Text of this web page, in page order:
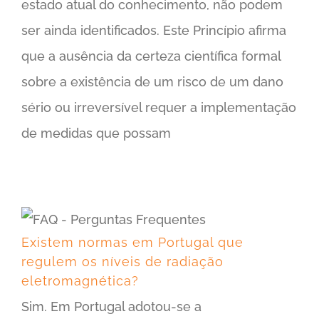
estado atual do conhecimento, não podem
ser ainda identificados. Este Princípio afirma
que a ausência da certeza científica formal
sobre a existência de um risco de um dano
sério ou irreversível requer a implementação
de medidas que possam
Existem normas em Portugal que
regulem os níveis de radiação
eletromagnética?
Sim. Em Portugal adotou-se a